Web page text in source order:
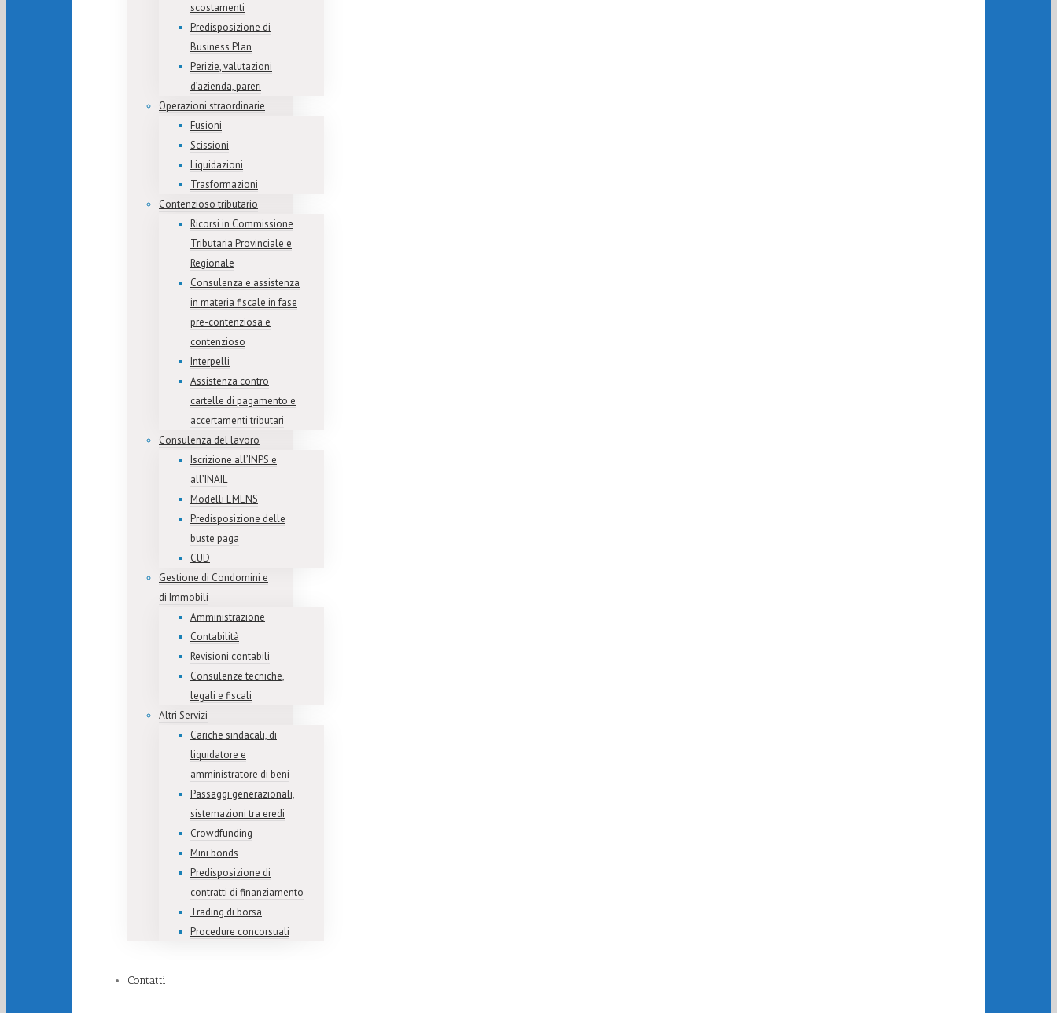
scostamenti
Predisposizione di
Business Plan
Perizie, valutazioni
d’azienda, pareri
Operazioni straordinarie
Fusioni
Scissioni
Liquidazioni
Trasformazioni
Contenzioso tributario
Ricorsi in Commissione
Tributaria Provinciale e
Regionale
Consulenza e assistenza
in materia fiscale in fase
pre-contenziosa e
contenzioso
Interpelli
Assistenza contro
cartelle di pagamento e
accertamenti tributari
Consulenza del lavoro
Iscrizione all’INPS e
all’INAIL
Modelli EMENS
Predisposizione delle
buste paga
CUD
Gestione di Condomini e
di Immobili
Amministrazione
Contabilità
Revisioni contabili
Consulenze tecniche,
legali e fiscali
Altri Servizi
Cariche sindacali, di
liquidatore e
amministratore di beni
Passaggi generazionali,
sistemazioni tra eredi
Crowdfunding
Mini bonds
Predisposizione di
contratti di finanziamento
Trading di borsa
Procedure concorsuali
Contatti